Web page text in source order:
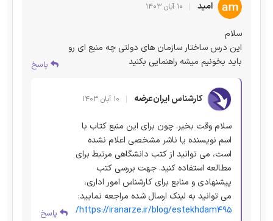
امید ۱۰ آبان ۱۴۰۳
سلام
این درس ساختار سازمان های دولتی چه منبع ای رو
باید بخونیم میشه راهنمایی بکنید
پاسخ
کارشناس ایران‌عرضه ۱۰ آبان ۱۴۰۳
سلام وقت بخیر. چون برای این منبع کتاب با
اسم نویسنده یا ناشر مشخصی اعلام نشده
است، می توانید از کتب دانشگاهی مرتبط برای
مطالعه استفاده کنید. جهت بررسی کتب
پیشنهادی و منابع برای کارشناس امور اداری،
می توانید به لینک ارسال شده مراجعه نمایید:
https://iranarze.ir/blog/estekhdam495/
پاسخ